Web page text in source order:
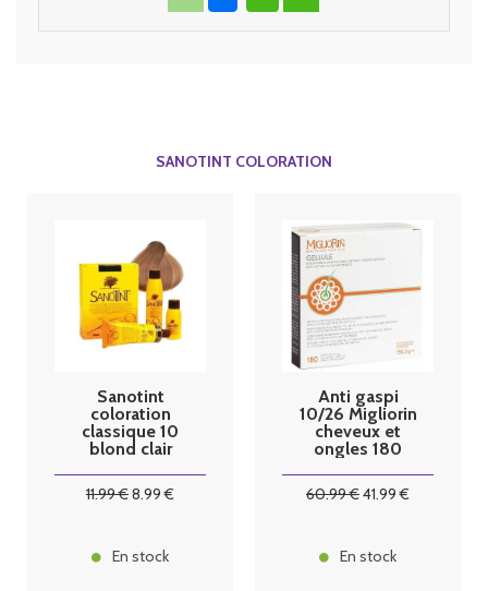
SANOTINT COLORATION
Sanotint
coloration
classique 10
blond clair
11.99€8.99 €
En stock
Anti gaspi
10/26 Migliorin
cheveux et
ongles 180
60.99€41.99 €
En stock